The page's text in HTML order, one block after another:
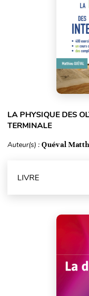
LA PHYSIQUE DES
TERMINALE
Auteur(s) : Quéval
LIVRE